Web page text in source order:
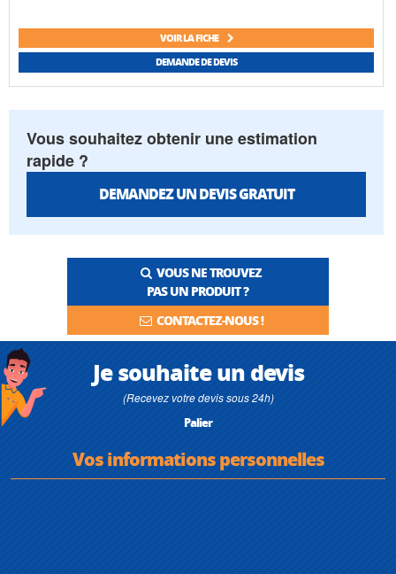
VOIR LA FICHE
DEMANDE DE DEVIS
Vous souhaitez obtenir une estimation
rapide ?
DEMANDEZ UN DEVIS GRATUIT
VOUS NE TROUVEZ
PAS UN PRODUIT ?
CONTACTEZ-NOUS !
Je souhaite un devis
(Recevez votre devis sous 24h)
Palier
Vos informations personnelles